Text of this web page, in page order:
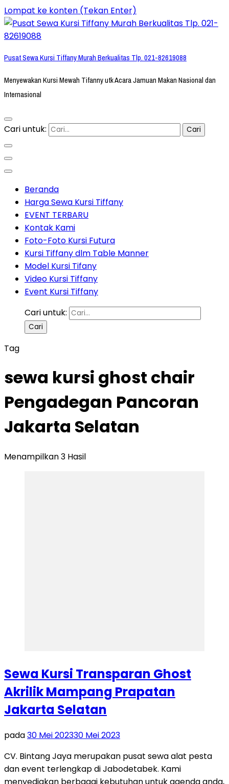
Lompat ke konten (Tekan Enter)
Pusat Sewa Kursi Tiffany Murah Berkualitas Tlp. 021-82619088
Menyewakan Kursi Mewah Tifanny utk Acara Jamuan Makan Nasional dan
Internasional
Cari untuk:
Beranda
Harga Sewa Kursi Tiffany
EVENT TERBARU
Kontak Kami
Foto-Foto Kursi Futura
Kursi Tiffany dlm Table Manner
Model Kursi Tifany
Video Kursi Tiffany
Event Kursi Tiffany
Cari untuk:
Tag
sewa kursi ghost chair
Pengadegan Pancoran
Jakarta Selatan
Menampilkan 3 Hasil
Sewa Kursi Transparan Ghost
Akrilik Mampang Prapatan
Jakarta Selatan
pada30 Mei 202330 Mei 2023
CV. Bintang Jaya merupakan pusat sewa alat pesta
dan event terlengkap di Jabodetabek. Kami
menyediakan berbagai kebutuhan untuk agenda anda,